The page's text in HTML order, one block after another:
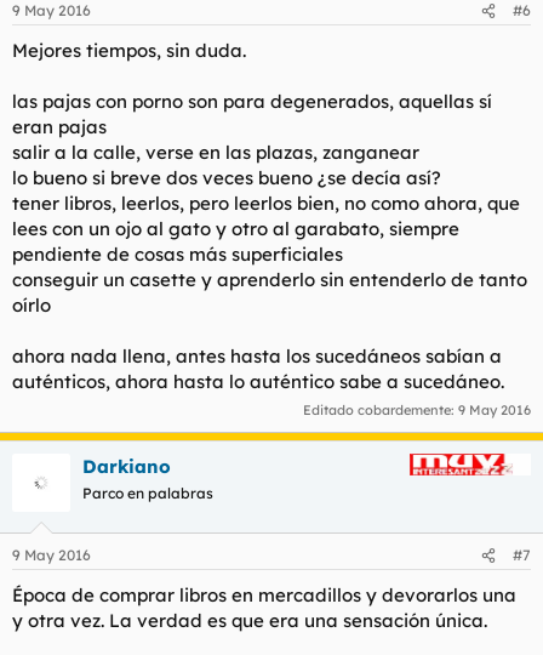
9 May 2016 #6
Mejores tiempos, sin duda.
las pajas con porno son para degenerados, aquellas sí
eran pajas
salir a la calle, verse en las plazas, zanganear
lo bueno si breve dos veces bueno ¿se decía así?
tener libros, leerlos, pero leerlos bien, no como ahora, que
lees con un ojo al gato y otro al garabato, siempre
pendiente de cosas más superficiales
conseguir un casette y aprenderlo sin entenderlo de tanto
oírlo
ahora nada llena, antes hasta los sucedáneos sabían a
auténticos, ahora hasta lo auténtico sabe a sucedáneo.
Editado cobardemente: 9 May 2016
Darkiano
Parco en palabras
9 May 2016 #7
Época de comprar libros en mercadillos y devorarlos una
y otra vez. La verdad es que era una sensación única.